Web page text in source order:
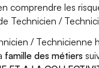
comprendre les
Technicien /
/ Technicienne
famille des métiers